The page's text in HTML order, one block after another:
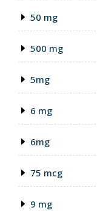
50 mg
500 mg
5mg
6 mg
6mg
75 mcg
9 mg